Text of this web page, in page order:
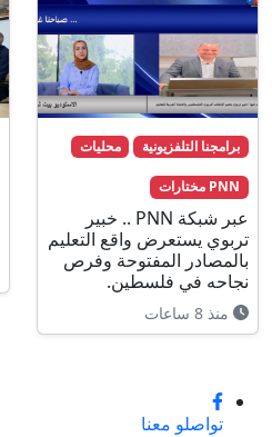
برامجنا التلفزيونية محليات
PNN مختارات
عبر شبكة PNN .. خبير
تربوي يستعرض واقع التعليم
بالمصادر المفتوحة وفرص
نجاحه في فلسطين.
منذ 8 ساعات
تواصلو معنا